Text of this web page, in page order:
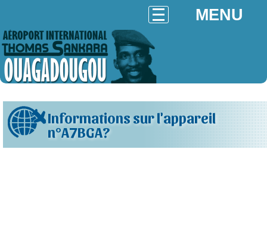
MENU
Informations sur l'appareil
n°A7BGA?